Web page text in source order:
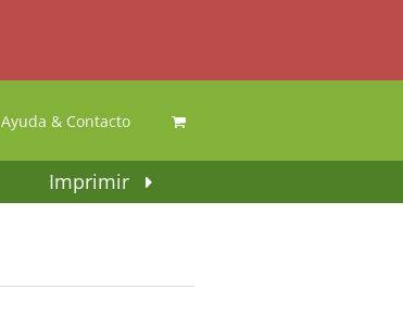
Ayuda & Contacto
Imprimir